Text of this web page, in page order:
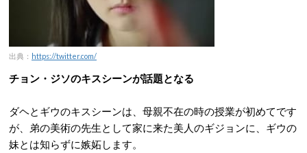
出典： https://twitter.com/
チョン・ジソのキスシーンが話題となる
ダヘとギウのキスシーンは、母親不在の時の授業が初めてです
が、弟の美術の先生として家に来た美人のギジョンに、ギウの
妹とは知らずに嫉妬します。